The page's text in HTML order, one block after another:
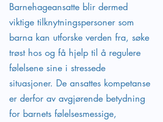
Barnehageansatte blir dermed
viktige tilknytningspersoner som
barna kan utforske verden fra, søke
trøst hos og få hjelp til å regulere
følelsene sine i stressede
situasjoner. De ansattes kompetanse
er derfor av avgjørende betydning
for barnets følelsesmessige,